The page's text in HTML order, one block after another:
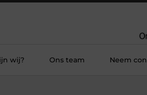
wij? Ons team Neem